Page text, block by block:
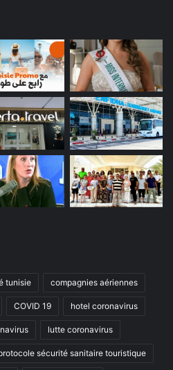
tunisie compagnies aériennes
COVID 19 hotel coronavirus
lutte coronavirus
sécurité sanitaire touristique